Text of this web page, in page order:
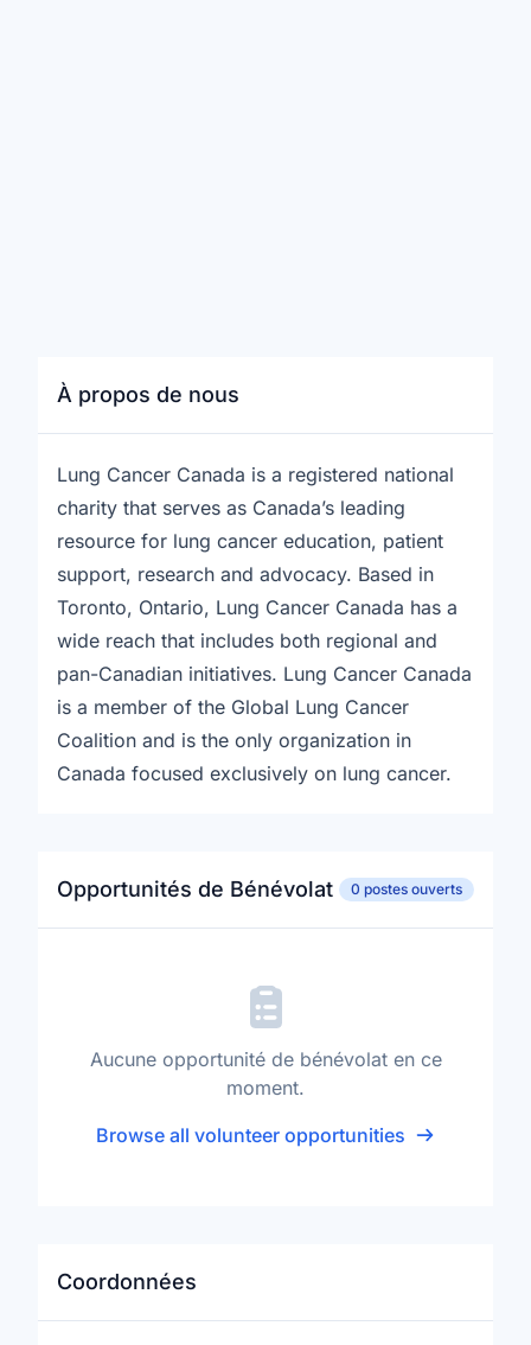
À propos de nous
Lung Cancer Canada is a registered national
charity that serves as Canada’s leading
resource for lung cancer education, patient
support, research and advocacy. Based in
Toronto, Ontario, Lung Cancer Canada has a
wide reach that includes both regional and
pan-Canadian initiatives. Lung Cancer Canada
is a member of the Global Lung Cancer
Coalition and is the only organization in
Canada focused exclusively on lung cancer.
Opportunités de Bénévolat 0 postes ouverts
Aucune opportunité de bénévolat en ce
moment.
Browse all volunteer opportunities
Coordonnées